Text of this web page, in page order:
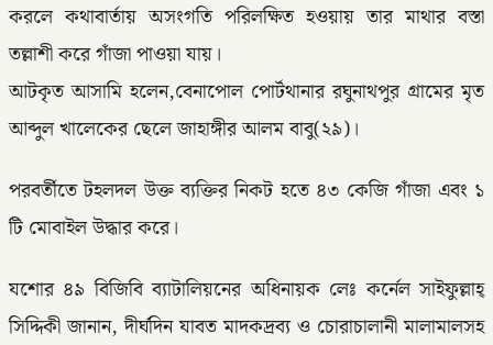
করলে কথাবার্তায় অসংগতি পরিলক্ষিত হওয়ায় তার মাথার বস্তা
তল্লাশী করে গাঁজা পাওয়া যায়।
আটকৃত আসামি হলেন,বেনাপোল পোর্টথানার রঘুনাথপুর গ্রামের মৃত
আব্দুল খালেকের ছেলে জাহাঙ্গীর আলম বাবু(২৯)।
পরবর্তীতে টহলদল উক্ত ব্যক্তির নিকট হতে ৪৩ কেজি গাঁজা এবং ১
টি মোবাইল উদ্ধার করে।
যশোর ৪৯ বিজিবি ব্যাটালিয়নের অধিনায়ক লেঃ কর্নেল সাইফুল্লাহ্
সিদ্দিকী জানান, দীর্ঘদিন যাবত মাদকদ্রব্য ও চোরাচালানী মালামালসহ